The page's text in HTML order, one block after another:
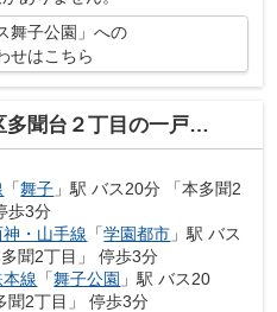
舞子公園」への
せはこちら
聞台２丁目の一戸建て
「舞子 」駅 バス20分 「本多聞2
歩3分
・山手線 「学園都市 」駅 バス
聞2丁目」 停歩3分
線 「舞子公園 」駅 バス20
聞2丁目」 停歩3分